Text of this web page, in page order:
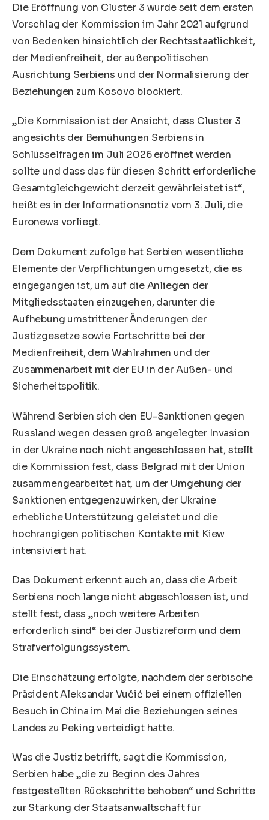
Die Eröffnung von Cluster 3 wurde seit dem ersten
Vorschlag der Kommission im Jahr 2021 aufgrund
von Bedenken hinsichtlich der Rechtsstaatlichkeit,
der Medienfreiheit, der außenpolitischen
Ausrichtung Serbiens und der Normalisierung der
Beziehungen zum Kosovo blockiert.
„Die Kommission ist der Ansicht, dass Cluster 3
angesichts der Bemühungen Serbiens in
Schlüsselfragen im Juli 2026 eröffnet werden
sollte und dass das für diesen Schritt erforderliche
Gesamtgleichgewicht derzeit gewährleistet ist“,
heißt es in der Informationsnotiz vom 3. Juli, die
Euronews vorliegt.
Dem Dokument zufolge hat Serbien wesentliche
Elemente der Verpflichtungen umgesetzt, die es
eingegangen ist, um auf die Anliegen der
Mitgliedsstaaten einzugehen, darunter die
Aufhebung umstrittener Änderungen der
Justizgesetze sowie Fortschritte bei der
Medienfreiheit, dem Wahlrahmen und der
Zusammenarbeit mit der EU in der Außen- und
Sicherheitspolitik.
Während Serbien sich den EU-Sanktionen gegen
Russland wegen dessen groß angelegter Invasion
in der Ukraine noch nicht angeschlossen hat, stellt
die Kommission fest, dass Belgrad mit der Union
zusammengearbeitet hat, um der Umgehung der
Sanktionen entgegenzuwirken, der Ukraine
erhebliche Unterstützung geleistet und die
hochrangigen politischen Kontakte mit Kiew
intensiviert hat.
Das Dokument erkennt auch an, dass die Arbeit
Serbiens noch lange nicht abgeschlossen ist, und
stellt fest, dass „noch weitere Arbeiten
erforderlich sind“ bei der Justizreform und dem
Strafverfolgungssystem.
Die Einschätzung erfolgte, nachdem der serbische
Präsident Aleksandar Vučić bei einem offiziellen
Besuch in China im Mai die Beziehungen seines
Landes zu Peking verteidigt hatte.
Was die Justiz betrifft, sagt die Kommission,
Serbien habe „die zu Beginn des Jahres
festgestellten Rückschritte behoben“ und Schritte
zur Stärkung der Staatsanwaltschaft für